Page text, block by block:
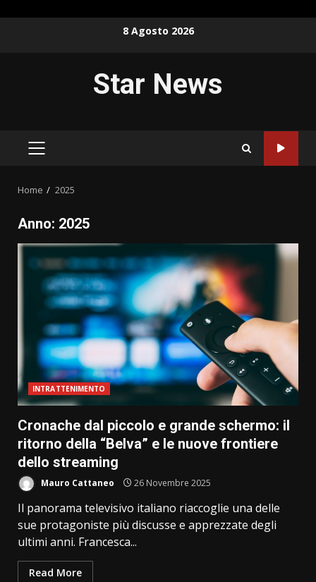
8 Agosto 2026
Star News
PRIMARY
Home 2025
Anno: 2025
INTRATTENIMENTO
Cronache dal piccolo e grande schermo: il
ritorno della “Belva” e le nuove frontiere
dello streaming
Mauro Cattaneo 26 Novembre 2025
Il panorama televisivo italiano riaccoglie una delle
sue protagoniste più discusse e apprezzate degli
ultimi anni. Francesca...
Read More